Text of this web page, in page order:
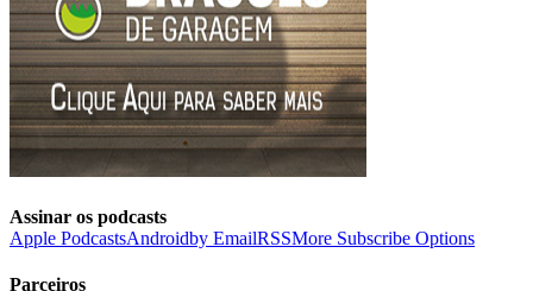
Assinar os podcasts
Apple PodcastsAndroidby EmailRSSMore Subscribe Options
Parceiros